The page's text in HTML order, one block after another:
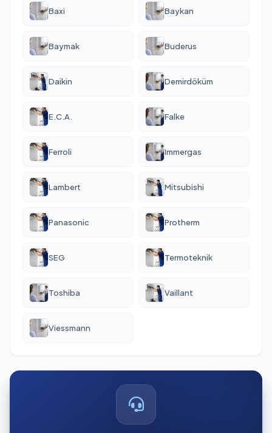
Baxi Baykan
Baymak Buderus
Daikin Demirdöküm
E.C.A. Falke
Ferroli Immergas
Lambert Mitsubishi
Panasonic Protherm
SEG Termoteknik
Toshiba Vaillant
Viessmann